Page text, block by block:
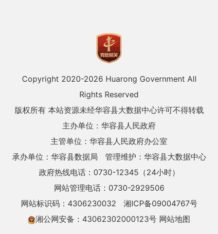
Copyright 2020-2026 Huarong Government All
Rights Reserved
版权所有 本站资源未经华容县大数据中心许可不得转载
主办单位：华容县人民政府
主管单位：华容县人民政府办公室
承办单位：华容县数据局
管理维护：华容县大数据中心
政府热线电话：0730-12345（24小时）
网站管理电话：0730-2929506
网站标识码：4306230032
湘ICP备09004767号
湘公网安备：43062302000123号 网站地图